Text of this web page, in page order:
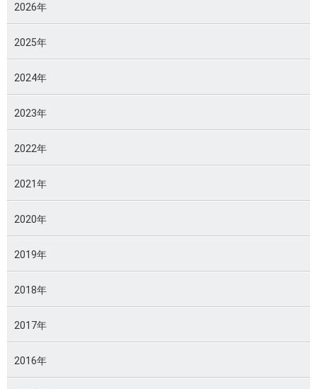
2026年
2025年
2024年
2023年
2022年
2021年
2020年
2019年
2018年
2017年
2016年